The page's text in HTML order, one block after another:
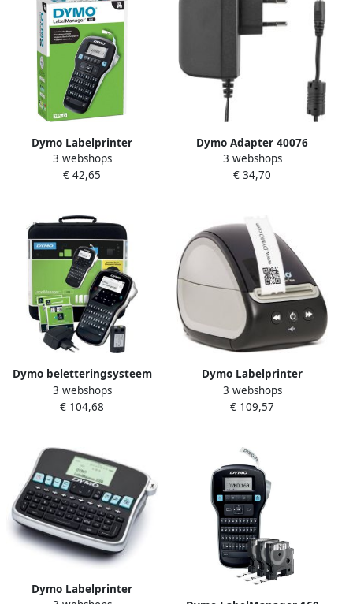
Dymo Labelprinter
LabelManager 160
draagbaar azerty 12mm
3 webshops
€ 42,65
Dymo Adapter 40076
universeel 9V voor
labelprinters
3 webshops
€ 34,70
Dymo beletteringsysteem
LabelManager 280 kit
qwerty inclusief 2 x D1 tape
3 webshops
€ 104,68
Dymo Labelprinter
LabelWriter 550 desktop
zwart
3 webshops
€ 109,57
Dymo Labelprinter